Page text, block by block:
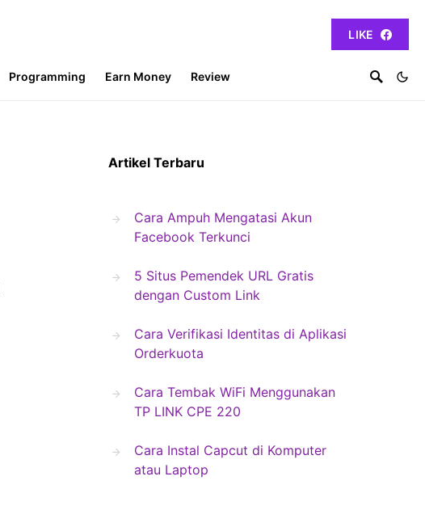
LIKE
Programming Earn Money Review
Artikel Terbaru
Cara Ampuh Mengatasi Akun
Facebook Terkunci
5 Situs Pemendek URL Gratis
dengan Custom Link
Cara Verifikasi Identitas di Aplikasi
Orderkuota
Cara Tembak WiFi Menggunakan
TP LINK CPE 220
Cara Instal Capcut di Komputer
atau Laptop